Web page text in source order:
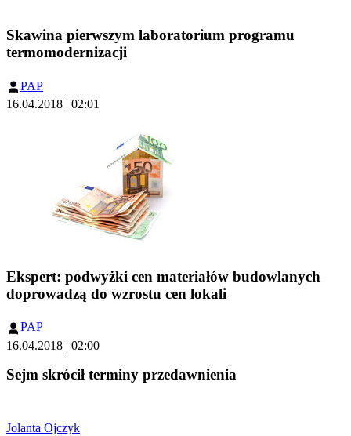
Skawina pierwszym laboratorium programu
termomodernizacji
PAP
16.04.2018 | 02:01
Ekspert: podwyżki cen materiałów budowlanych
doprowadzą do wzrostu cen lokali
PAP
16.04.2018 | 02:00
Sejm skrócił terminy przedawnienia
Jolanta Ojczyk